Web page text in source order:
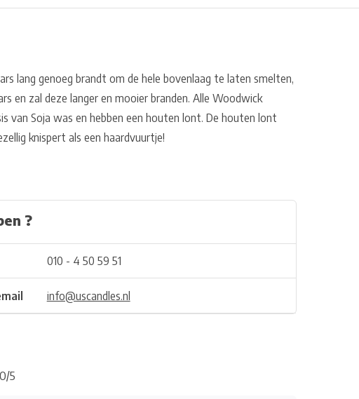
lang genoeg brandt om de hele bovenlaag te laten smelten,
en zal deze langer en mooier branden. Alle Woodwick
van Soja was en hebben een houten lont. De houten lont
knispert als een haardvuurtje!
?
010 - 4 50 59 51
info@uscandles.nl
0/5